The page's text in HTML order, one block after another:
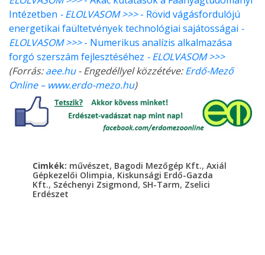
Intézetben - ELOLVASOM >>> - Rövid vágásfordulójú
energetikai faültetvények technológiai sajátosságai -
ELOLVASOM >>> - Numerikus analízis alkalmazása
forgó szerszám fejlesztéséhez - ELOLVASOM >>>
(Forrás:aee.hu- Engedéllyel közzétéve:Erdő-Mező
Online – www.erdo-mezo.hu)
Cimkék: művészet, Bagodi Mezőgép Kft., Axiál
Gépkezelői Olimpia, Kiskunsági Erdő-Gazda
Kft., Széchenyi Zsigmond, SH-Tarm, Zselici
Erdészet